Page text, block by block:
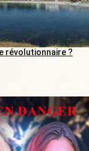
révolutionnaire ?